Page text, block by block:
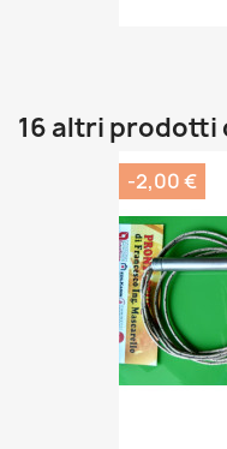
16 altri prodotti
-2,00 €